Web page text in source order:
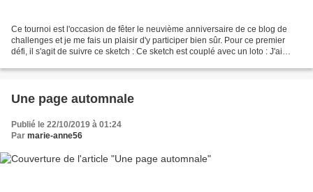
Ce tournoi est l'occasion de fêter le neuvième anniversaire de ce blog de
challenges et je me fais un plaisir d'y participer bien sûr. Pour ce premier
défi, il s'agit de suivre ce sketch : Ce sketch est couplé avec un loto : J'ai
Une page automnale
Publié le 22/10/2019 à 01:24
Par marie-anne56